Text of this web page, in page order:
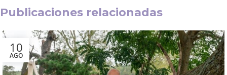
Publicaciones relacionadas
10
AGO